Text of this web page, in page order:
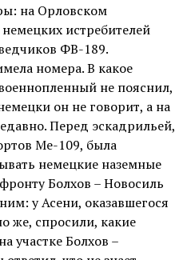
на Орловском
истребителей
ФВ-189.
номера. В какое
не пояснил,
он не говорит, а на
Перед эскадрильей,
Ме-109, была
немецкие наземные
Болхов – Новосиль
у Асени, оказавшегося
же, спросили, какие
участке Болхов –